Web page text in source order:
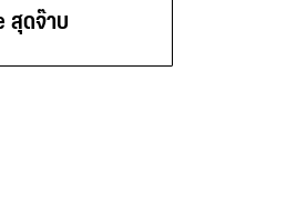
สุดจ๊าบ